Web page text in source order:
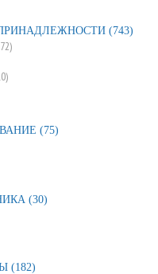
(743)
(75)
(30)
(182)